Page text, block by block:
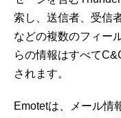
索し、送信者、受信
などの複数のフィー
らの情報はすべて
されます。
Emotetは、メール情